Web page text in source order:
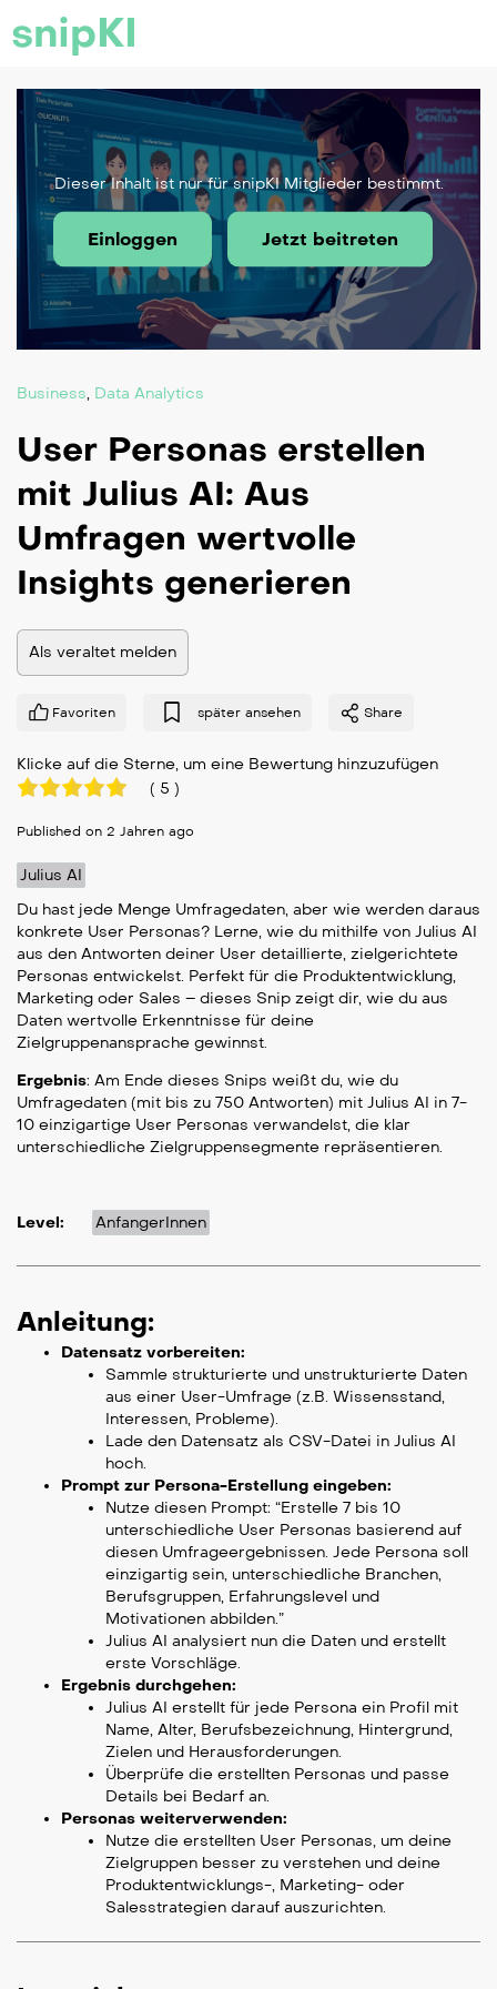
snipKI
Dieser Inhalt ist nur für snipKI Mitglieder bestimmt.
Einloggen Jetzt beitreten
Business, Data Analytics
User Personas erstellen
mit Julius AI: Aus
Umfragen wertvolle
Insights generieren
Als veraltet melden
Favoriten später ansehen Share
Klicke auf die Sterne, um eine Bewertung hinzuzufügen
( 5 )
Published on 2 Jahren ago
Julius AI
Du hast jede Menge Umfragedaten, aber wie werden daraus
konkrete User Personas? Lerne, wie du mithilfe von Julius AI
aus den Antworten deiner User detaillierte, zielgerichtete
Personas entwickelst. Perfekt für die Produktentwicklung,
Marketing oder Sales – dieses Snip zeigt dir, wie du aus
Daten wertvolle Erkenntnisse für deine
Zielgruppenansprache gewinnst.
Ergebnis: Am Ende dieses Snips weißt du, wie du
Umfragedaten (mit bis zu 750 Antworten) mit Julius AI in 7-
10 einzigartige User Personas verwandelst, die klar
unterschiedliche Zielgruppensegmente repräsentieren.
Level: AnfangerInnen
Anleitung:
Datensatz vorbereiten:
Sammle strukturierte und unstrukturierte Daten
aus einer User-Umfrage (z.B. Wissensstand,
Interessen, Probleme).
Lade den Datensatz als CSV-Datei in Julius AI
hoch.
Prompt zur Persona-Erstellung eingeben:
Nutze diesen Prompt: “Erstelle 7 bis 10
unterschiedliche User Personas basierend auf
diesen Umfrageergebnissen. Jede Persona soll
einzigartig sein, unterschiedliche Branchen,
Berufsgruppen, Erfahrungslevel und
Motivationen abbilden.”
Julius AI analysiert nun die Daten und erstellt
erste Vorschläge.
Ergebnis durchgehen:
Julius AI erstellt für jede Persona ein Profil mit
Name, Alter, Berufsbezeichnung, Hintergrund,
Zielen und Herausforderungen.
Überprüfe die erstellten Personas und passe
Details bei Bedarf an.
Personas weiterverwenden:
Nutze die erstellten User Personas, um deine
Zielgruppen besser zu verstehen und deine
Produktentwicklungs-, Marketing- oder
Salesstrategien darauf auszurichten.